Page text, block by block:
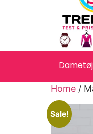
Dametøj
Home /
Sale!